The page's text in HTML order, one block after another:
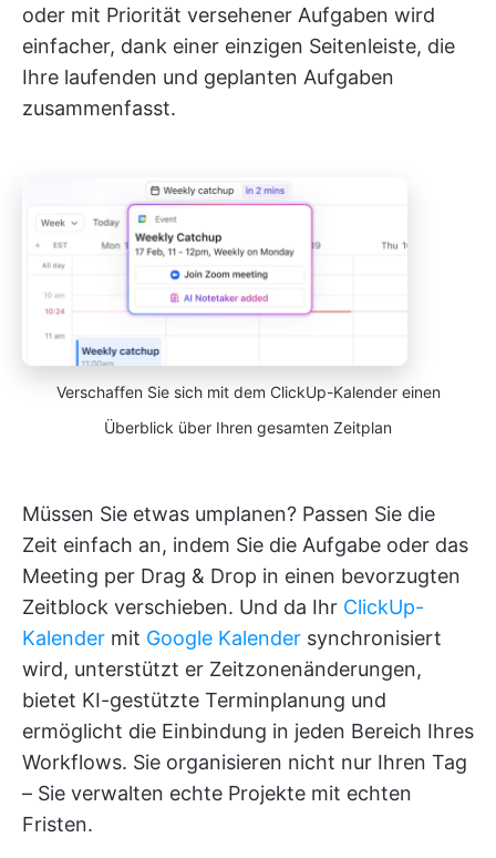
oder mit Priorität versehener Aufgaben wird
einfacher, dank einer einzigen Seitenleiste, die
Ihre laufenden und geplanten Aufgaben
zusammenfasst.
Verschaffen Sie sich mit dem ClickUp-Kalender einen
Überblick über Ihren gesamten Zeitplan
Müssen Sie etwas umplanen? Passen Sie die
Zeit einfach an, indem Sie die Aufgabe oder das
Meeting per Drag & Drop in einen bevorzugten
Zeitblock verschieben. Und da Ihr ClickUp-
Kalender mit Google Kalender synchronisiert
wird, unterstützt er Zeitzonenänderungen,
bietet KI-gestützte Terminplanung und
ermöglicht die Einbindung in jeden Bereich Ihres
Workflows. Sie organisieren nicht nur Ihren Tag
– Sie verwalten echte Projekte mit echten
Fristen.